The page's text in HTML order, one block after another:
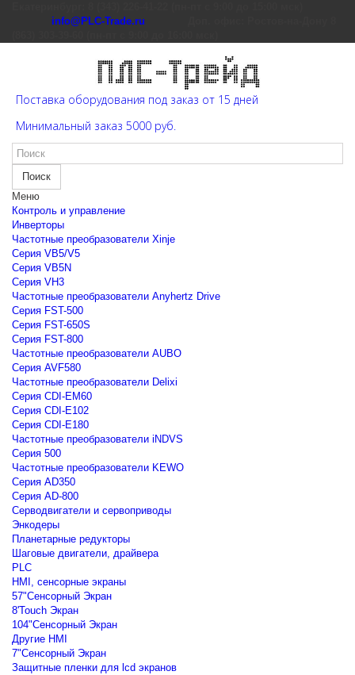
info@PLC-Trade.ru
Поставка оборудования под заказ от 15 дней
Минимальный заказ 5000 руб.
Поиск
Меню
Контроль и управление
Инверторы
Частотные преобразователи Xinje
Cерия VB5/V5
Cерия VB5N
Cерия VH3
Частотные преобразователи Anyhertz Drive
Серия FST-500
Серия FST-650S
Серия FST-800
Частотные преобразователи AUBO
Серия AVF580
Частотные преобразователи Delixi
Серия CDI-EM60
Серия CDI-E102
Серия CDI-E180
Частотные преобразователи iNDVS
Серия 500
Частотные преобразователи KEWO
Серия AD350
Серия AD-800
Серводвигатели и сервоприводы
Энкодеры
Планетарные редукторы
Шаговые двигатели, драйвера
PLC
HMI, сенсорные экраны
57"Сенсорный Экран
8'Touch Экран
104"Сенсорный Экран
Другие HMI
7"Сенсорный Экран
Защитные пленки для lcd экранов